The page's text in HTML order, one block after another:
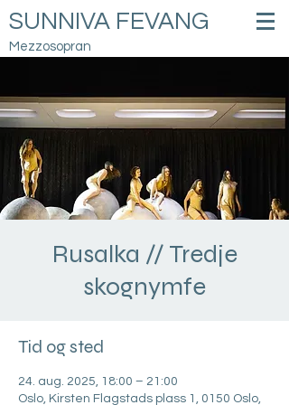
SUNNIVA FEVANG
Mezzosopran
Rusalka // Tredje
skognymfe
Tid og sted
24. aug. 2025, 18:00 – 21:00
Oslo, Kirsten Flagstads plass 1, 0150 Oslo,